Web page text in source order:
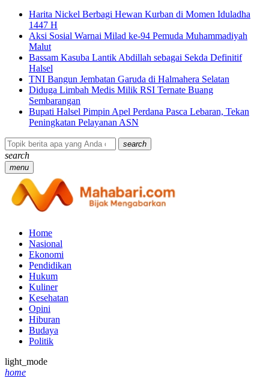
Harita Nickel Berbagi Hewan Kurban di Momen Iduladha
1447 H
Aksi Sosial Warnai Milad ke-94 Pemuda Muhammadiyah
Malut
Bassam Kasuba Lantik Abdillah sebagai Sekda Definitif
Halsel
TNI Bangun Jembatan Garuda di Halmahera Selatan
Diduga Limbah Medis Milik RSI Ternate Buang
Sembarangan
Bupati Halsel Pimpin Apel Perdana Pasca Lebaran, Tekan
Peningkatan Pelayanan ASN
search
search
menu
Home
Nasional
Ekonomi
Pendidikan
Hukum
Kuliner
Kesehatan
Opini
Hiburan
Budaya
Politik
light_mode
home